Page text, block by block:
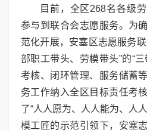
目前，全区268名各级
参与到联合会志愿服务。为
范化开展，安塞区志愿服务
部职工带头、劳模带头”的“
考核、闭环管理、服务储蓄
务工作纳入全区目标责任考
了“人人愿为、人人能为、人
模工匠的示范引领下，安塞